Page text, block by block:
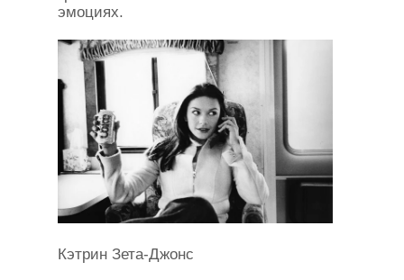
эмоциях.
Кэтрин Зета-Джонс